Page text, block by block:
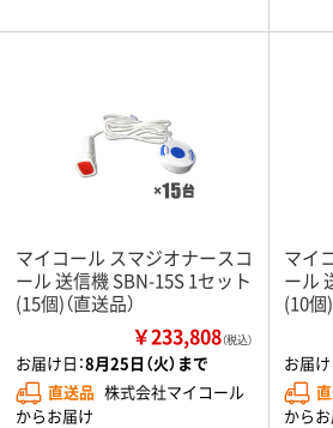
マイコール スマジオナースコ
ール 送信機 SBN-15S 1セット
(15個)（直送品）
￥233,808（税込）
お届け日：8月25日（火）まで
直送品 株式会社マイコール
からお届け
マイ
ール
(10個)
お届け
から